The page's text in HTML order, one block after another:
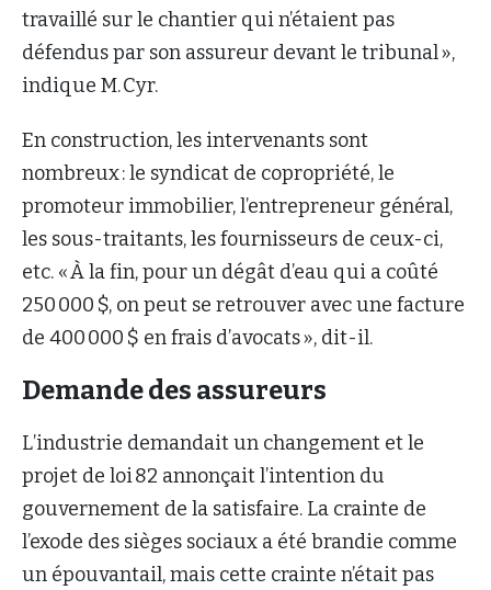
travaillé sur le chantier qui n’étaient pas
défendus par son assureur devant le tribunal »,
indique M. Cyr.
En construction, les intervenants sont
nombreux : le syndicat de copropriété, le
promoteur immobilier, l’entrepreneur général,
les sous-traitants, les fournisseurs de ceux-ci,
etc. « À la fin, pour un dégât d’eau qui a coûté
250 000 $, on peut se retrouver avec une facture
de 400 000 $ en frais d’avocats », dit-il.
Demande des assureurs
L’industrie demandait un changement et le
projet de loi 82 annonçait l’intention du
gouvernement de la satisfaire. La crainte de
l’exode des sièges sociaux a été brandie comme
un épouvantail, mais cette crainte n’était pas